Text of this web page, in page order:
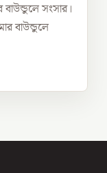
সংসার।
বাউন্ডুলে